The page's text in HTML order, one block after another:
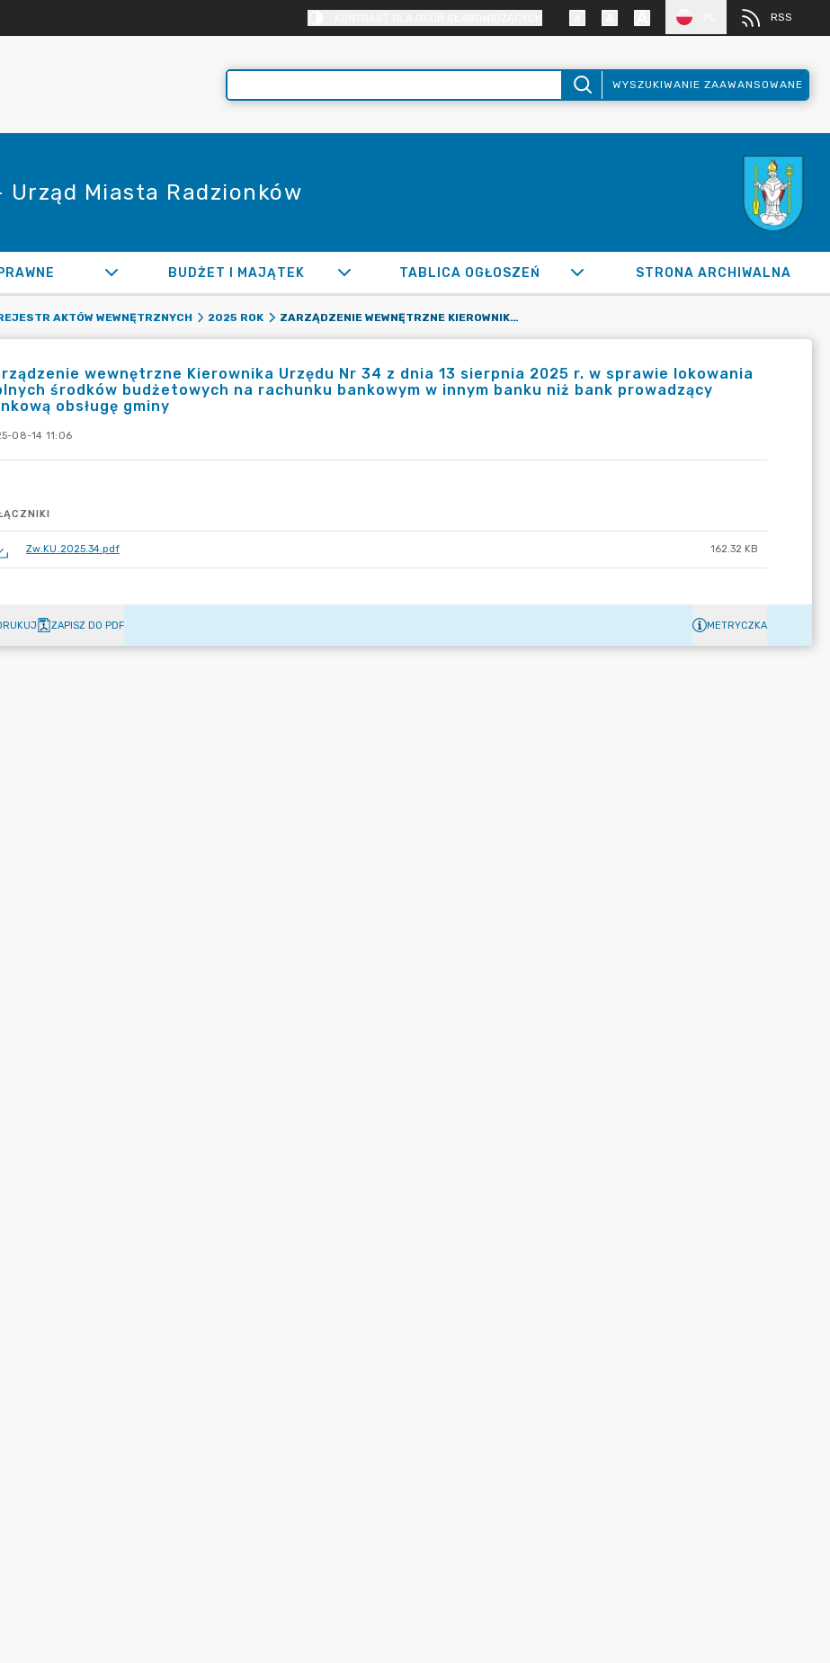
RSS
WYSZUKIWANIE ZAAWANSOWANE
Miasta Radzionków
BUDŻET I MAJĄTEK TABLICA OGŁOSZEŃ STRONA ARCHIWALNA
AKTÓW WEWNĘTRZNYCH 2025 ROK ZARZĄDZENIE WEWNĘTRZNE KIEROWNIKA URZĘDU NR 34 Z DNIA 13 SIERPNIA 2025 R. W SPRAWIE LOKOWANIA WOLNYCH ŚRODKÓW BUDŻETOWYCH NA RACHUNKU BANKOWYM W INNYM BANKU NIŻ BANK PROWADZĄCY BANKOWĄ OBSŁUGĘ GMINY
wewnętrzne Kierownika Urzędu Nr 34 z dnia 13 sierpnia 2025 r. w sprawie lokowania
środków budżetowych na rachunku bankowym w innym banku niż bank prowadzący
obsługę gminy
08-14 11:06
Zw.KU.2025.34.pdf 162.32 KB
ZAPISZ DO PDF METRYCZKA